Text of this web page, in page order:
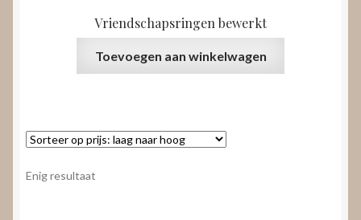
Vriendschapsringen bewerkt
Toevoegen aan winkelwagen
Enig resultaat